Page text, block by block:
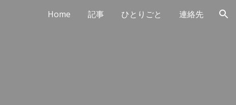
Home 記事 ひとりごと 連絡先